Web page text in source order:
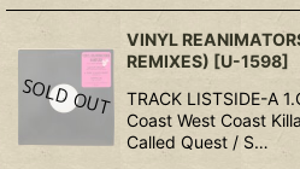
VINYL
REMIXES) [U-1598]
TRACK LISTSIDE-A
Coast West Coast
Called Quest / S…